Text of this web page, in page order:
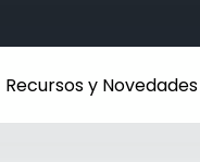
Recursos y Novedades